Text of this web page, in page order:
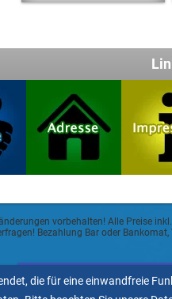
vorbehalten! Alle Preise
Bezahlung Bar oder
Allgemeine
die für eine einwandfreie